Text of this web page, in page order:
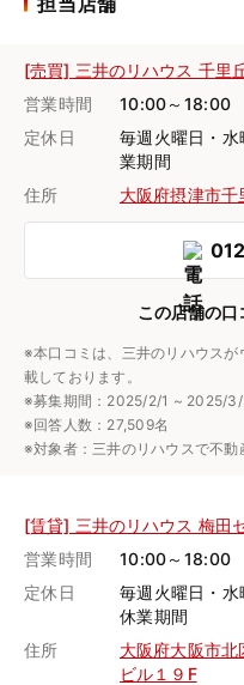
[売買] 三井のリハウス 千里
営業時間
10:00～18:00
定休日
毎週火曜日・
業期間
住所
大阪府摂津市千
この店舗の口
※本口コミは、三井のリハウス
載しております。
※募集期間：2025/2/1 ~ 2025/3/
※回答人数：27,509名
※対象者：三井のリハウスで不
[賃貸] 三井のリハウス 梅田
営業時間
10:00～18:00
定休日
毎週火曜日・
休業期間
住所
大阪府大阪市
ビル１９F